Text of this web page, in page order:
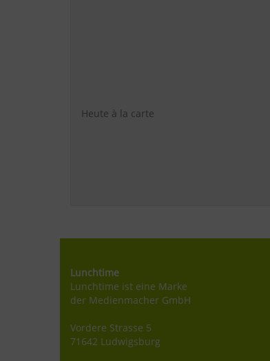
Heute à la carte
Lunchtime
Lunchtime ist eine Marke
der Medienmacher GmbH
Vordere Strasse 5
71642 Ludwigsburg